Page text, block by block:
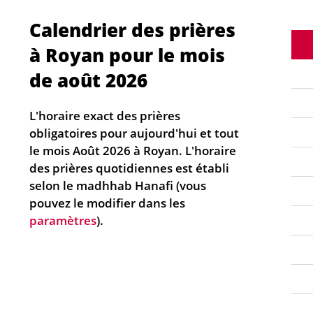
Calendrier des prières
à Royan pour le mois
de août 2026
L'horaire exact des prières
obligatoires pour aujourd'hui et tout
le mois Août 2026 à Royan. L'horaire
des prières quotidiennes est établi
selon le madhhab Hanafi (vous
pouvez le modifier dans les
paramètres).